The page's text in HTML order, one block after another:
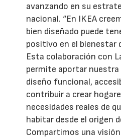
avanzando en su
nacional. “En IKEA
bien diseñado puede
positivo en el bienestar
Esta colaboración con
permite aportar nuestra
diseño funcional,
contribuir a crear
necesidades reales de
habitar desde el origen
Compartimos una